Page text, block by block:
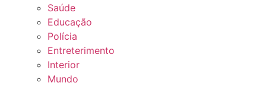
Saúde
Educação
Polícia
Entreterimento
Interior
Mundo